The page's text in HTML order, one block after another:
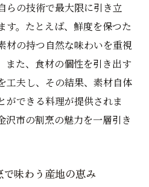
らの技術で最大限に引き立
す。たとえば、鮮度を保つた
材の持つ自然な味わいを重視
また、食材の個性を引き出す
工夫し、その結果、素材自体
ができる料理が提供されま
沢市の割烹の魅力を一層引き
味わう産地の恵み